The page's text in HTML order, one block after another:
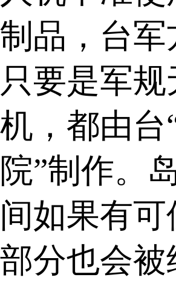
制品，台军
只要是军规
机，都由台
院”制作。
间如果有可
部分也会被